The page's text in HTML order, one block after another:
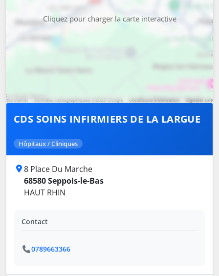
Cliquez pour charger la carte interactive
CDS SOINS INFIRMIERS DE LA LARGUE
Hôpitaux / Cliniques
8 Place Du Marche
68580 Seppois-le-Bas
HAUT RHIN
Contact
0789663366